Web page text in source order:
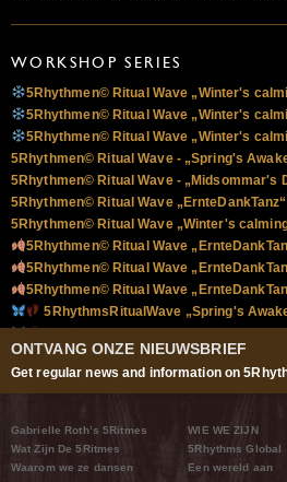
WORKSHOP SERIES
5Rhythmen© Ritual Wave „Winter's
5Rhythmen© Ritual Wave „Winter's
5Rhythmen© Ritual Wave „Winter's
5Rhythmen© Ritual Wave - „Spring's
5Rhythmen© Ritual Wave - „Midsommar's
5Rhythmen© Ritual Wave „ErnteDankTanz“
5Rhythmen© Ritual Wave „Winter's
5Rhythmen© Ritual Wave
5Rhythmen© Ritual Wave
5Rhythmen© Ritual Wave
5RhythmsRitualWave „Spring's
5RhythmsRitualWave „Spring's
5RhythmsRitualWave „Spring's
5RhythmsRitualWave zur
5Rhythms© Ritual Wave -
ONTVANG ONZE NIEUWSBRIEF
Get regular news and information on
Gabrielle Roth’s 5Ritmes
Wat Zijn De 5Ritmes
Waarom we ze dansen
WIE WE ZIJN
5Rhythms Global
Een wereld aan